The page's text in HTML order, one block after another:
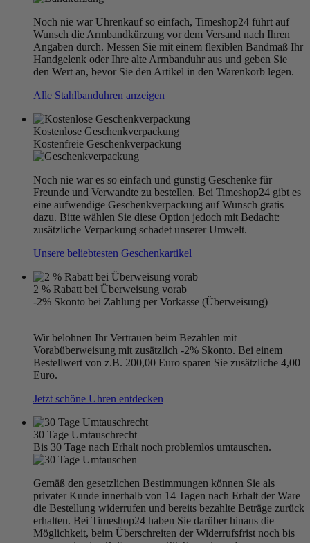
Noch nie war Uhrenkauf so einfach, Timeshop24 führt auf
Wunsch die Armbandkürzung vor dem Versand nach Ihren
Angaben durch. Messen Sie mit einem flexiblen Bandmaß Ihr
Handgelenk oder Ihre alte Armbanduhr aus und geben Sie
den Wert an, bevor Sie den Artikel in den Warenkorb legen.
Alle Stahlbanduhren anzeigen
Kostenlose Geschenkverpackung
Kostenfreie Geschenkverpackung
Noch nie war es so einfach und günstig Geschenke für
Freunde und Verwandte zu bestellen. Bei Timeshop24 gibt es
eine aufwendige Geschenkverpackung auf Wunsch gratis
dazu. Bitte wählen Sie diese Option jedoch mit Bedacht:
zusätzliche Verpackung schadet unserer Umwelt.
Unsere beliebtesten Geschenkartikel
2 % Rabatt bei Überweisung vorab
-2% Skonto bei Zahlung per Vorkasse (Überweisung)
Wir belohnen Ihr Vertrauen beim Bezahlen mit
Vorabüberweisung mit zusätzlich -2% Skonto. Bei einem
Bestellwert von z.B. 200,00 Euro sparen Sie zusätzliche 4,00
Euro.
Jetzt schöne Uhren entdecken
30 Tage Umtauschrecht
Bis 30 Tage nach Erhalt noch problemlos umtauschen.
Gemäß den gesetzlichen Bestimmungen können Sie als
privater Kunde innerhalb von 14 Tagen nach Erhalt der Ware
die Bestellung widerrufen und bereits bezahlte Beträge zurück
erhalten. Bei Timeshop24 haben Sie darüber hinaus die
Möglichkeit, beim Überschreiten der Widerrufsfrist noch bis